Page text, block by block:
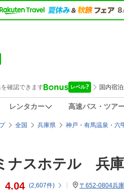
レンタカー 高速バス・ツア
全国 兵庫県 神戸・有馬温泉・六
ナスホテル 兵
4.04 (2,607件) 〒652-0804兵